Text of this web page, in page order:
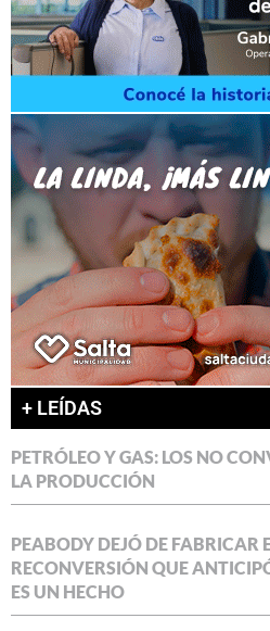
+ LEÍDAS
PETRÓLEO Y GAS: LOS NO
LA PRODUCCIÓN
PEABODY DEJÓ DE FABRICAR
RECONVERSIÓN QUE
ES UN HECHO